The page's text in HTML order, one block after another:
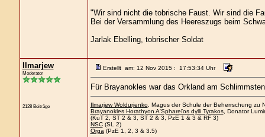
"Wir sind nicht die tobrische Faust. Wir sind die
Bei der Versammlung des Heereszugs beim
Jarlak Ebelling, tobrischer Soldat
Ilmarjew
Moderator
2128 Beiträge
Erstellt am: 12 Nov 2015 : 17:53:34 Uhr
Für Brayanokles war das Orkland am
Ilmarjew Woldurjenko, Magus der Schule der Beherrschung zu
Brayanokles Horathyon A'Sphareïos dylli Tyrakos, Donator
(KuT 2, ST 2 & 3, ST 2 & 3, PzE 1 & 3 & RF 3)
NSC(SL 2)
Orga (PzE 1, 2, 3 & 3.5)